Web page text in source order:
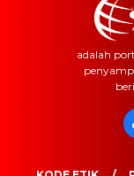
adalah